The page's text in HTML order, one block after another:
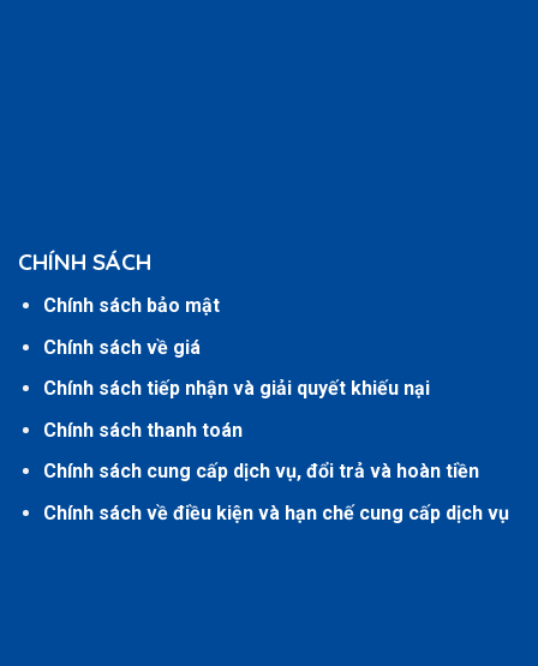
CHÍNH SÁCH
Chính sách bảo mật
Chính sách về giá
Chính sách tiếp nhận và giải quyết khiếu nại
Chính sách thanh toán
Chính sách cung cấp dịch vụ, đổi trả và hoàn tiền
Chính sách về điều kiện và hạn chế cung cấp dịch vụ